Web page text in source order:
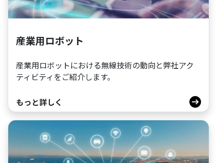
産業用ロボット
産業用ロボットにおける無線技術の動向と弊社アク
ティビティをご紹介します。
もっと詳しく